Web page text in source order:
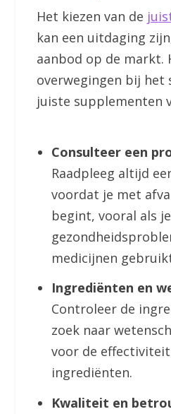
Het kiezen van de
kan een uitdaging
aanbod op de markt.
overwegingen bij het
juiste supplementen
Consulteer een
Raadpleeg altijd
voordat je met
begint, vooral als je
medicijnen
Ingrediënten en
Controleer de
zoek naar
voor de
ingrediënten.
Kwaliteit en